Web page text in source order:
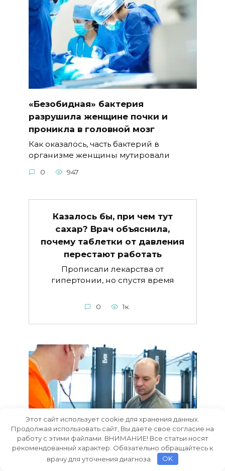
«Безобидная» бактерия
разрушила женщине почки и
проникла в головной мозг
Как оказалось, часть бактерий в
организме женщины мутировали
0 947
Казалось бы, при чем тут
сахар? Врач объяснила,
почему таблетки от давления
перестают работать
Прописали лекарства от
гипертонии, но спустя время
0 1к.
Этот сайт использует cookie для хранения данных.
Продолжая использовать сайт, Вы даете свое согласие на
работу с этими файлами. ВНИМАНИЕ! Все статьи носят
рекомендованный характер. Обязательно обращайтесь к
врачу для уточнения диагноза.
OK